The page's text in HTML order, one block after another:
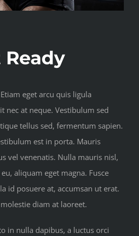
eget arcu quis ligula
nec at neque. Vestibulum sed
tellus sed, fermentum sapien.
est in porta. Mauris
vel venenatis. Nulla mauris nisl,
aliquam eget magna. Fusce
id posuere at, accumsan ut erat.
diam at laoreet.
in nulla dapibus, a luctus orci